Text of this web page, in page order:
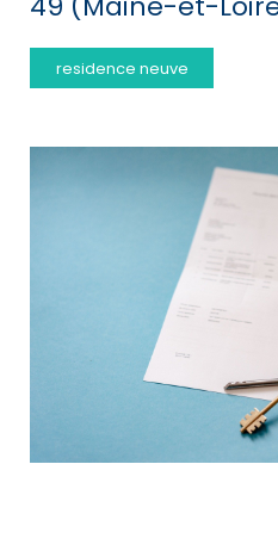
residence neuve